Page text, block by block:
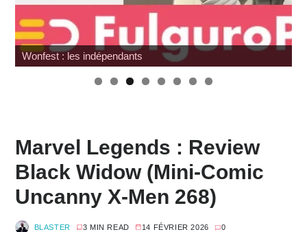
Wonfest : les indépendants
Marvel Legends : Review
Black Widow (Mini-Comic
Uncanny X-Men 268)
BLASTER 3 MIN READ 14 FÉVRIER 2026 0